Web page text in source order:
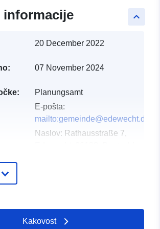
keyboard_arrow_up
informacije
20 December 2022
07 November 2024
Planungsamt
E-pošta:
mailto:gemeinde@edewecht.de
Naslov: Rathausstraße 7,
Posodobljeno na spletišču
25 April 2026
Kakovost